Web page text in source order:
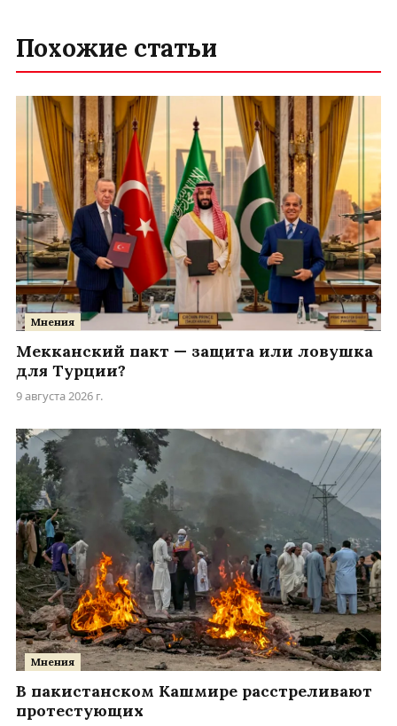
Похожие статьи
Мнения
Мекканский пакт — защита или ловушка
для Турции?
9 августа 2026 г.
Мнения
В пакистанском Кашмире расстреливают
протестующих